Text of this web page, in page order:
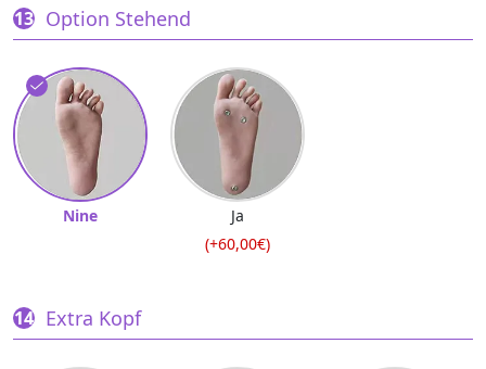
Option Stehend
Nine
Ja
(+60,00€)
Extra Kopf